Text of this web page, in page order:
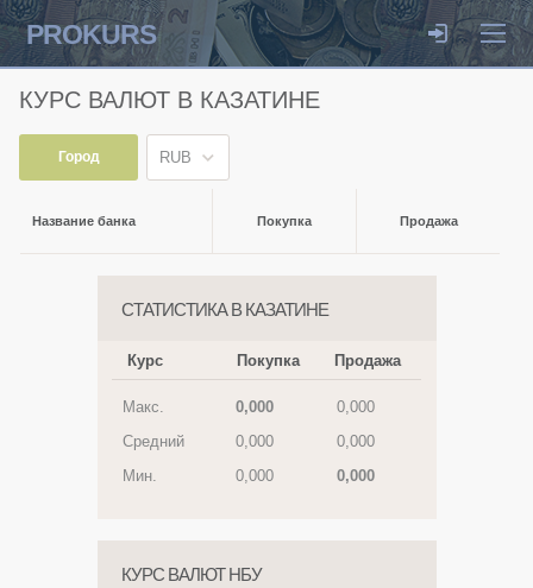
PROKURS
КУРС ВАЛЮТ В КАЗАТИНЕ
Город RUB
Название банка Покупка Продажа
СТАТИСТИКА В КАЗАТИНЕ
Курс Покупка Продажа
Макс. 0,000
0,000
Средний
0,000
0,000
Мин.
0,000 0,000
КУРС ВАЛЮТ НБУ